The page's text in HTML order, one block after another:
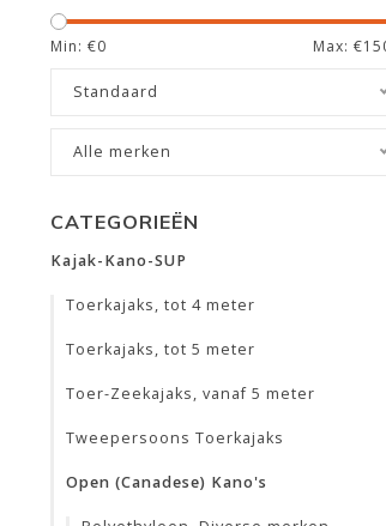
Min: €0 Max: €
Standaard
Alle merken
CATEGORIEËN
Kajak-Kano-SUP
Toerkajaks, tot 4 meter
Toerkajaks, tot 5 meter
Toer-Zeekajaks, vanaf 5 meter
Tweepersoons Toerkajaks
Open (Canadese) Kano's